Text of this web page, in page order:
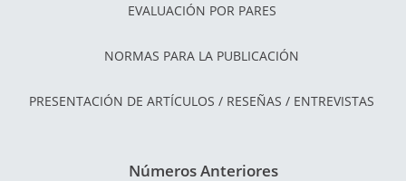
EVALUACIÓN POR PARES
NORMAS PARA LA PUBLICACIÓN
PRESENTACIÓN DE ARTÍCULOS / RESEÑAS / ENTREVISTAS
Números Anteriores